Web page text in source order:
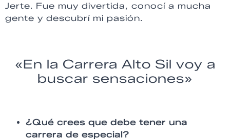
Jerte. Fue muy divertida, conocí a mucha
gente y descubrí mi pasión.
«En la Carrera Alto Sil voy a
buscar sensaciones»
¿Qué crees que debe tener una
carrera de especial?